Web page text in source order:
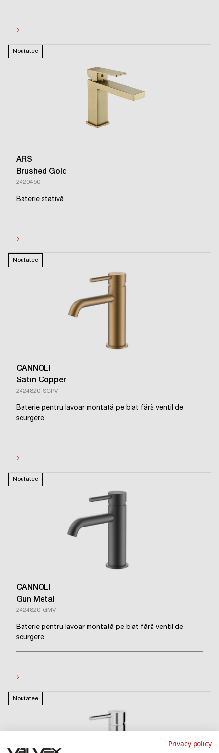
›
Noutatee
ARS
Brushed Gold
2420450
Baterie stativă
›
Noutatee
CANNOLI
Satin Copper
2424820-SCPV
Baterie pentru lavoar montată pe blat fără ventil de
scurgere
›
Noutatee
CANNOLI
Gun Metal
2424820-GMV
Baterie pentru lavoar montată pe blat fără ventil de
scurgere
›
Noutatee
Privacy policy